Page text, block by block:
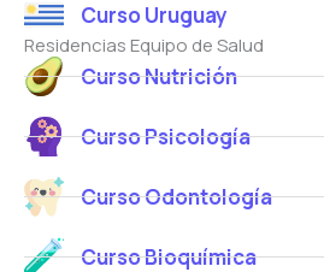
c
o
C
o
r
e
o
e
o
c
o
*
Curso Uruguay
Residencias Equipo de Salud
Curso Nutrición
Curso Psicología
Curso Odontología
Curso Bioquímica